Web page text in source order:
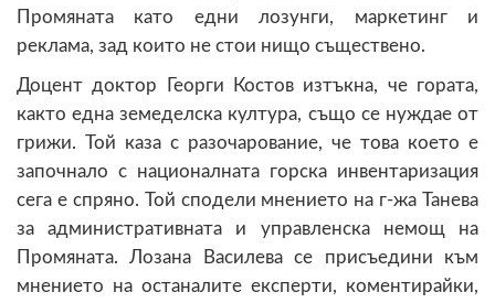
Промяната като едни лозунги, маркетинг и
реклама, зад които не стои нищо съществено.
Доцент доктор Георги Костов изтъкна, че гората,
както една земеделска култура, също се нуждае от
грижи. Той каза с разочарование, че това което е
започнало с националната горска инвентаризация
сега е спряно. Той сподели мнението на г-жа Танева
за административната и управленска немощ на
Промяната. Лозана Василева се присъедини към
мнението на останалите експерти, коментирайки,